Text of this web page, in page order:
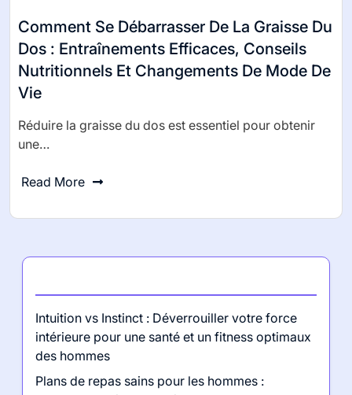
Comment Se Débarrasser De La Graisse Du
Dos : Entraînements Efficaces, Conseils
Nutritionnels Et Changements De Mode De
Vie
Réduire la graisse du dos est essentiel pour obtenir
une…
Read More
Intuition vs Instinct : Déverrouiller votre force
intérieure pour une santé et un fitness optimaux
des hommes
Plans de repas sains pour les hommes :